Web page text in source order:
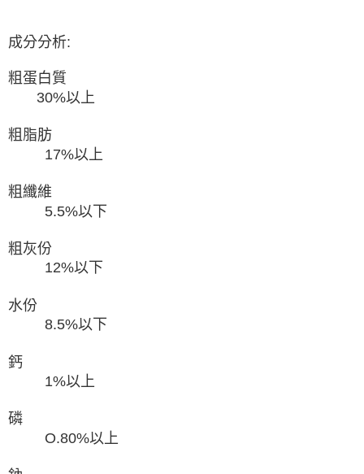
成分分析:
粗蛋白質
30%以上
粗脂肪
17%以上
粗纖維
5.5%以下
粗灰份
12%以下
水份
8.5%以下
鈣
1%以上
磷
O.80%以上